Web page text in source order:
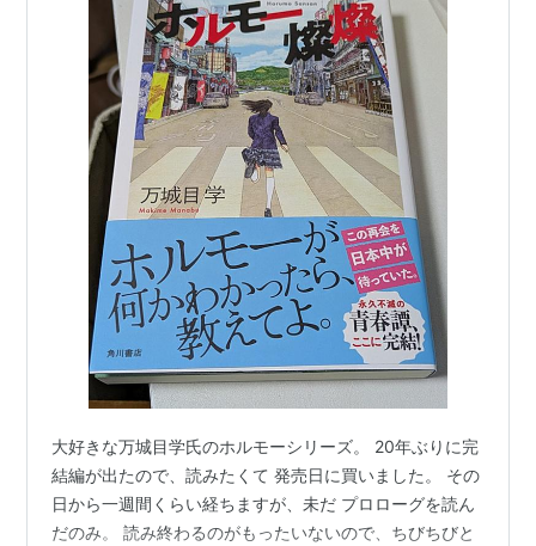
大好きな万城目学氏のホルモーシリーズ。 20年ぶりに完
結編が出たので、読みたくて 発売日に買いました。 その
日から一週間くらい経ちますが、未だ プロローグを読ん
だのみ。 読み終わるのがもったいないので、ちびちびと